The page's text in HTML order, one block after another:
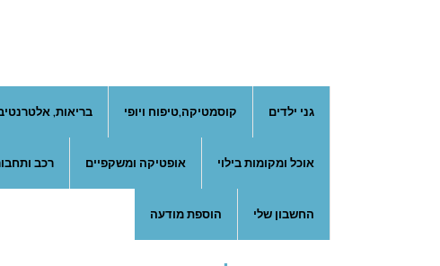
גני ילדים קוסמטיקה,טיפוח ויופי בריאות,
אוכל ומקומות בילוי אופטיקה ומשקפיים רכב
החשבון שלי הוספת מודעה